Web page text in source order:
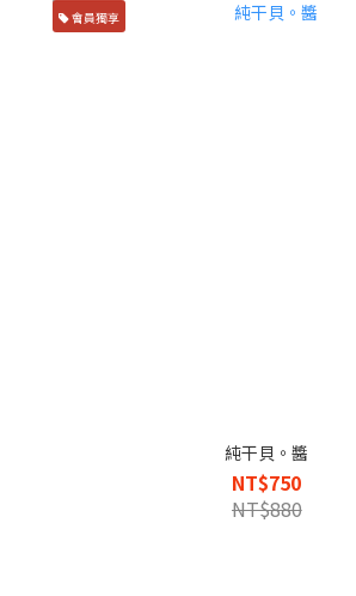
會員獨享
純干貝。醬
NT$750
NT$880